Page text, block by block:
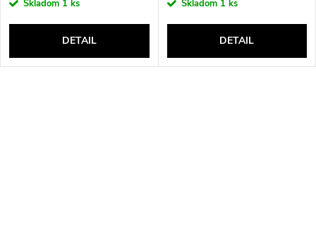
Skladom 1 ks
DETAIL
Skladom 1 ks
DETAIL